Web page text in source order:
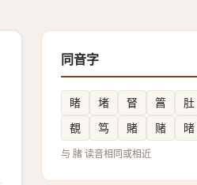
同音字
睹 堵 䀾 䈞 肚
覩
笃 賭 赌 暏
与 䐗 读音相同或相近